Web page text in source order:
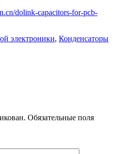
dolink-capacitors-for-pcb-
электроники, Конденсаторы
Обязательные поля